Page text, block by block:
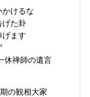
けるな
げた卦
げます
休禅師の遺言
の観相大家